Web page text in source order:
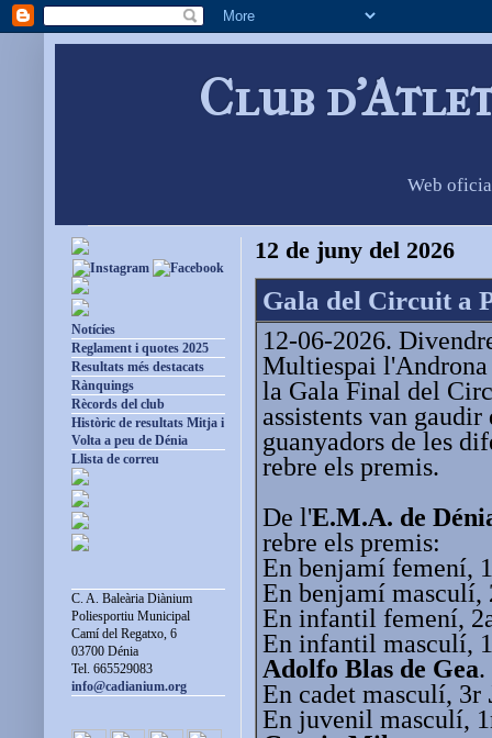
Club
Web
12 de juny del 2026
Gala del Circuit a
12-06-2026.
Multiespai
la Gala Final del
assistents van
guanyadors de les
rebre els premis.
De l'E.M.A. de
rebre els premis:
En benjamí femení,
En benjamí
En infantil femení,
En infantil masculí,
Adolfo Blas de Gea.
En cadet masculí, 3r
En juvenil masculí,
Notícies
Reglament i quotes 2025
Resultats més destacats
Rànquings
Rècords del club
Històric de resultats Mitja i
Volta a peu de Dénia
Llista de correu
C. A. Baleària Diànium
Poliesportiu Municipal
Camí del Regatxo, 6
03700 Dénia
Tel. 665529083
info@cadianium.org